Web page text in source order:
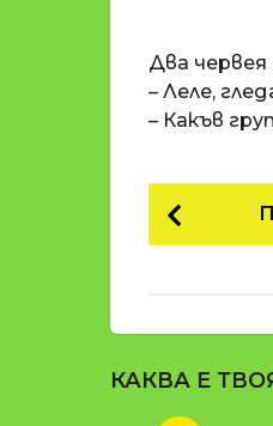
п
р
г
и
н
a
t
Два
– Леле,
– Какъв
P
o
a
КАКВА Е